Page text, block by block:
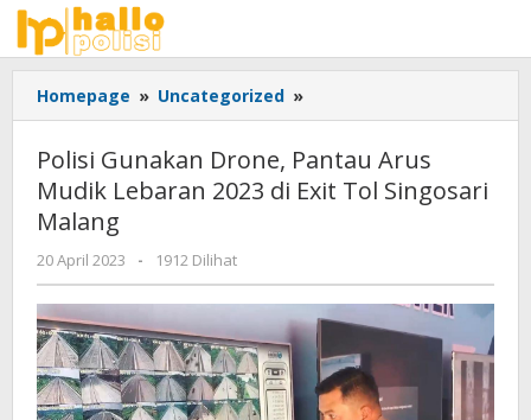
Lewati
konten
Homepage » Uncategorized »
Gunakan
Pantau
Arus
di
Exit
Tol
Singosari
Malang
Polisi Gunakan Drone, Pantau Arus
Mudik Lebaran 2023 di Exit Tol Singosari
Malang
20 April 2023
oleh
Adhis
- 1912 Dilihat